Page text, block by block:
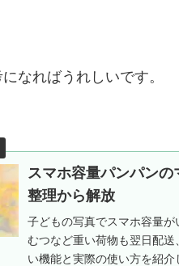
なればうれしいです。
スマホ容量パンパン
整理から解放
子どもの写真でスマホ容量
むつなど重い荷物も翌日配
い機能と実際の使い方を紹介